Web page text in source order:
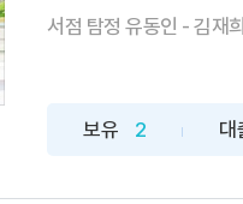
서점 탐정 유동인 - 김재
보유 2 대